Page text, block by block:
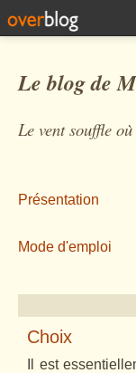
Le blog de
Le vent souffle
Présentation
Mode d'emploi
Choix
Il est